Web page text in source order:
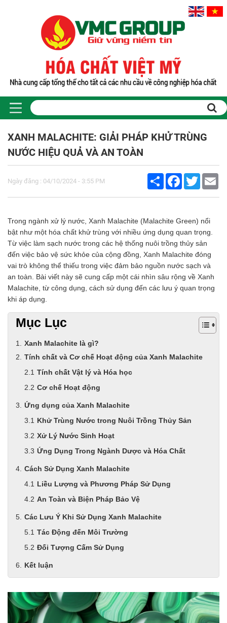
XANH MALACHITE: GIẢI PHÁP KHỬ TRÙNG
NƯỚC HIỆU QUẢ VÀ AN TOÀN
Ngày đăng : 04/10/2024 - 3:55 PM
Share FacebookTwitter
Trong ngành xử lý nước, Xanh Malachite (Malachite Green) nổi
bật như một hóa chất khử trùng với nhiều ứng dụng quan trọng.
Từ việc làm sạch nước trong các hệ thống nuôi trồng thủy sản
đến việc bảo vệ sức khỏe của cộng đồng, Xanh Malachite đóng
vai trò không thể thiếu trong việc đảm bảo nguồn nước sạch và
an toàn. Bài viết này sẽ cung cấp một cái nhìn sâu rộng về Xanh
Malachite, từ công dụng, cách sử dụng đến các lưu ý quan trọng
khi áp dụng.
Mục Lục
Xanh Malachite là gì?
Tính chất và Cơ chế Hoạt động của Xanh Malachite
Tính chất Vật lý và Hóa học
Cơ chế Hoạt động
Ứng dụng của Xanh Malachite
Khử Trùng Nước trong Nuôi Trồng Thủy Sản
Xử Lý Nước Sinh Hoạt
Ứng Dụng Trong Ngành Dược và Hóa Chất
Cách Sử Dụng Xanh Malachite
Liều Lượng và Phương Pháp Sử Dụng
An Toàn và Biện Pháp Bảo Vệ
Các Lưu Ý Khi Sử Dụng Xanh Malachite
Tác Động đến Môi Trường
Đối Tượng Cấm Sử Dụng
Kết luận